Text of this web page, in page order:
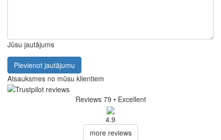
Jūsu jautājums
Pievienot jautājumu
Atsauksmes no mūsu klientiem
Reviews 79 • Excellent
4.9
more reviews